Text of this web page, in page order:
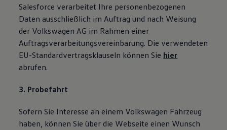
Salesforce verarbeitet Ihre personenbezogenen
Daten ausschließlich im Auftrag und nach Weisung
der Volkswagen AG im Rahmen einer
Auftragsverarbeitungsvereinbarung. Die verwendeten
EU-Standardvertragsklauseln können Sie hier
abrufen.
3. Probefahrt
Sofern Sie Interesse an einem Volkswagen Fahrzeug
haben, können Sie über die Webseite einen Wunsch